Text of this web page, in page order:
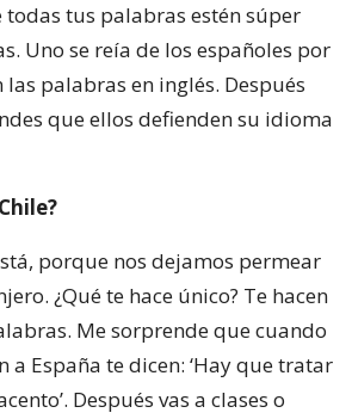
todas tus palabras estén súper
Uno se reía de los españoles por
palabras en inglés. Después
que ellos defienden su idioma
porque nos dejamos permear
¿Qué te hace único? Te hacen
Me sorprende que cuando
a España te dicen: ‘Hay que tratar
Después vas a clases o